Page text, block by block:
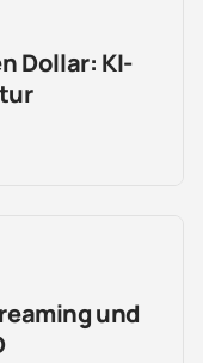
Dollar: KI-
und